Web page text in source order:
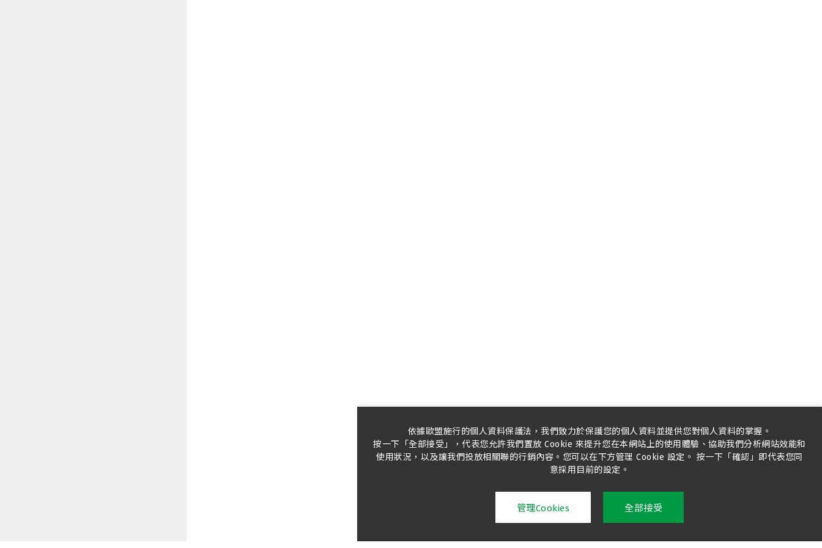
依據歐盟施行的個人資料保護法，我們致力於保護您的個人資料並提供您對個人資料的掌握。
按一下「全部接受」，代表您允許我們置放 Cookie 來提升您在本網站上的使用體驗、協助我們分析網站效能和
使用狀況，以及讓我們投放相關聯的行銷內容。您可以在下方管理 Cookie 設定。 按一下「確認」即代表您同
意採用目前的設定。
管理Cookies 全部接受